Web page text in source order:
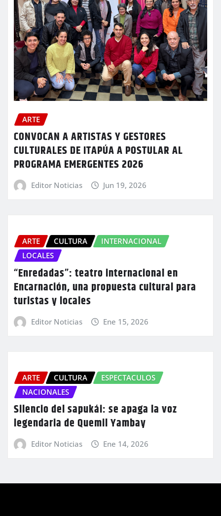
ARTE
CONVOCAN A ARTISTAS Y GESTORES
CULTURALES DE ITAPÚA A POSTULAR AL
PROGRAMA EMERGENTES 2026
Editor Noticias Jun 19, 2026
ARTE CULTURA
INTERNACIONAL
LOCALES
“Enredadas”: teatro internacional en
Encarnación, una propuesta cultural para
turistas y locales
Editor Noticias Ene 15, 2026
ARTE CULTURA
ESPECTACULOS
NACIONALES
Silencio del sapukái: se apaga la voz
legendaria de Quemil Yambay
Editor Noticias Ene 14, 2026